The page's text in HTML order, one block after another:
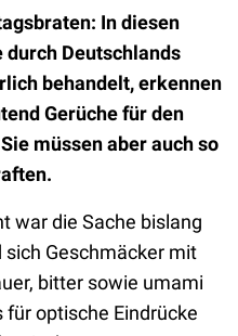
In diesen
durch Deutschlands
behandelt, erkennen
Gerüche für den
müssen aber auch so
war die Sache bislang
Geschmäcker mit
bitter sowie umami
optische Eindrücke